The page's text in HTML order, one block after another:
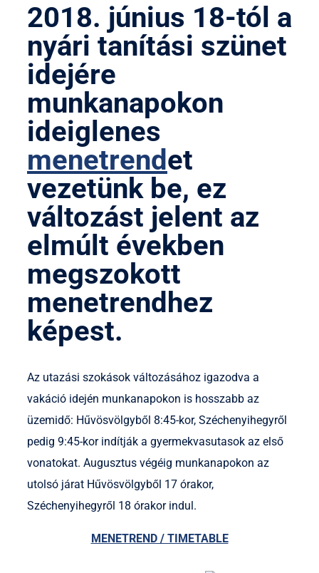
2018. június 18-tól a
nyári tanítási szünet
idejére
munkanapokon
ideiglenes
menetrendet
vezetünk be, ez
változást jelent az
elmúlt években
megszokott
menetrendhez
képest.
Az utazási szokások változásához igazodva a
vakáció idején munkanapokon is hosszabb az
üzemidő: Hűvösvölgyből 8:45-kor, Széchenyihegyről
pedig 9:45-kor indítják a gyermekvasutasok az első
vonatokat. Augusztus végéig munkanapokon az
utolsó járat Hűvösvölgyből 17 órakor,
Széchenyihegyről 18 órakor indul.
MENETREND / TIMETABLE